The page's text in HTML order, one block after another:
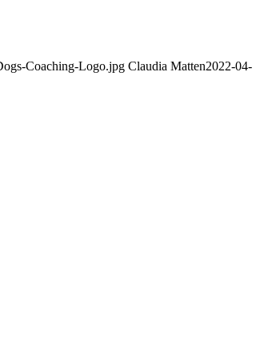
Coaching-Logo.jpg Claudia Matten2022-04-